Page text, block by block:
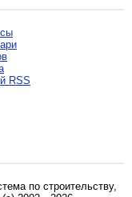
RSS
по строительству,